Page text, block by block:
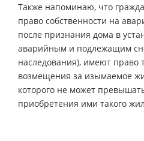
Также напоминаю, что
право собственности на
после признания дома в
аварийным и подлежащим
наследования), имеют право
возмещения за изымаемое
которого не может
приобретения ими такого